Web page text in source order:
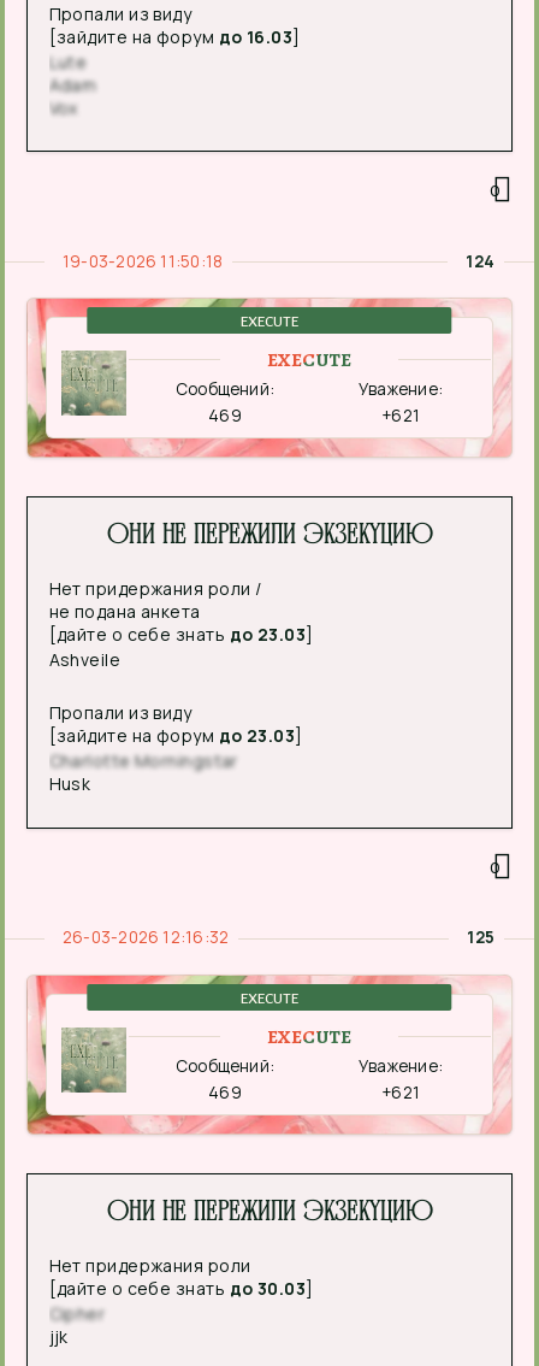
Пропали из виду
[зайдите на форум до 16.03]
Lute
Adam
Vox
0
124
19-03-2026 11:50:18
EXECUTE
EXECUTE
Сообщений:
469
Уважение:
+621
Они не пережили экзекуцию
Нет придержания роли /
не подана анкета
[дайте о себе знать до 23.03
Ashveile
Пропали из виду
[зайдите на форум до 23.03
Charlotte Morningstar
Husk
0
125
26-03-2026 12:16:32
EXECUTE
EXECUTE
Сообщений:
469
Уважение:
+621
Они не пережили экзекуцию
Нет придержания роли
[дайте о себе знать до 30.03]
Cipher
jjk